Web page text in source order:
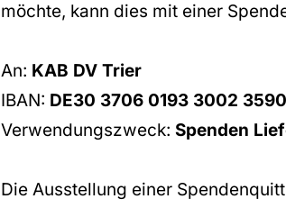
möchte, kann dies mit einer
An: KAB DV Trier
IBAN: DE30 3706 0193 3002
Verwendungszweck: Spenden
Die Ausstellung einer